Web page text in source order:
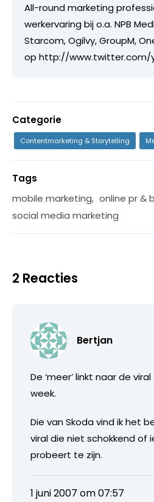
All-round marketing
werkervaring bij o.a. NPB
Starcom, Ogilvy, GroupM,
op http://www.twitter.com/
Categorie
Contentmarketing & Storytelling
Tags
mobile marketing, online pr &
social media marketing
2 Reacties
Bertjan
De ‘meer’ linkt naar de
week.
Die van Skoda vind ik het
viral die niet schokkend of
probeert te zijn.
1 juni 2007 om 07:57